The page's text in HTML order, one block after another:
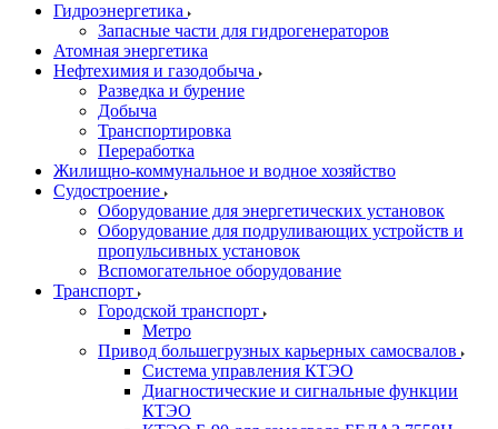
Гидроэнергетика
Запасные части для гидрогенераторов
Атомная энергетика
Нефтехимия и газодобыча
Разведка и бурение
Добыча
Транспортировка
Переработка
Жилищно-коммунальное и водное хозяйство
Судостроение
Оборудование для энергетических установок
Оборудование для подруливающих устройств и
пропульсивных установок
Вспомогательное оборудование
Транспорт
Городской транспорт
Метро
Привод большегрузных карьерных самосвалов
Система управления КТЭО
Диагностические и сигнальные функции
КТЭО